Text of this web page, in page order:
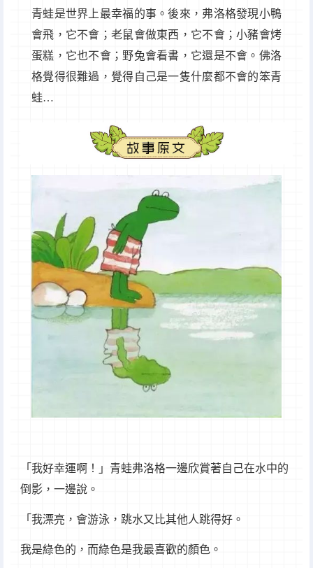
青蛙是世界上最幸福的事。後來，弗洛格發現小鴨
會飛，它不會；老鼠會做東西，它不會；小豬會烤
蛋糕，它也不會；野兔會看書，它還是不會。佛洛
格覺得很難過，覺得自己是一隻什麼都不會的笨青
蛙…
「我好幸運啊！」青蛙弗洛格一邊欣賞著自己在水中的
倒影，一邊說。
「我漂亮，會游泳，跳水又比其他人跳得好。
我是綠色的，而綠色是我最喜歡的顏色。